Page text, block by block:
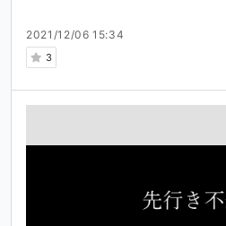
2021/12/06 15:34
3